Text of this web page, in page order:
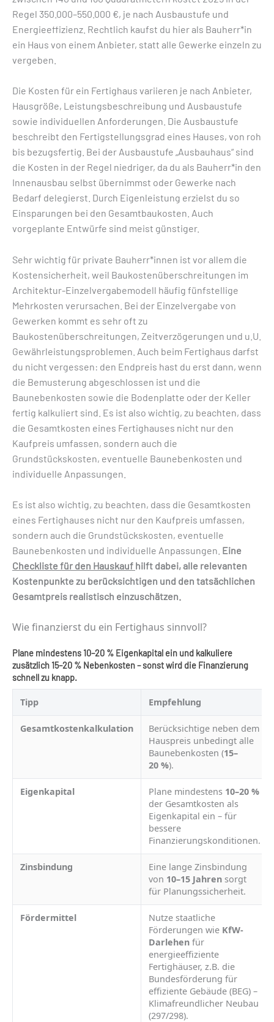
Regel 350.000–550.000 €, je nach Ausbaustufe und
Energieeffizienz. Rechtlich kaufst du hier als Bauherr*in
ein Haus von einem Anbieter, statt alle Gewerke einzeln zu
vergeben.
Die Kosten für ein Fertighaus variieren je nach Anbieter,
Hausgröße, Leistungsbeschreibung und Ausbaustufe
sowie individuellen Anforderungen. Die Ausbaustufe
beschreibt den Fertigstellungsgrad eines Hauses, von roh
bis bezugsfertig. Bei der Ausbaustufe „Ausbauhaus“ sind
die Kosten in der Regel niedriger, da du als Bauherr*in den
Innenausbau selbst übernimmst oder Gewerke nach
Bedarf delegierst. Durch Eigenleistung erzielst du so
Einsparungen bei den Gesamtbaukosten. Auch
vorgeplante Entwürfe sind meist günstiger.
Sehr wichtig für private Bauherr*innen ist vor allem die
Kostensicherheit, weil Baukostenüberschreitungen im
Architektur-Einzelvergabemodell häufig fünfstellige
Mehrkosten verursachen. Bei der Einzelvergabe von
Gewerken kommt es sehr oft zu
Baukostenüberschreitungen, Zeitverzögerungen und u.U.
Gewährleistungsproblemen. Auch beim Fertighaus darfst
du nicht vergessen: den Endpreis hast du erst dann, wenn
die Bemusterung abgeschlossen ist und die
Baunebenkosten sowie die Bodenplatte oder der Keller
fertig kalkuliert sind. Es ist also wichtig, zu beachten, dass
die Gesamtkosten eines Fertighauses nicht nur den
Kaufpreis umfassen, sondern auch die
Grundstückskosten, eventuelle Baunebenkosten und
individuelle Anpassungen.
Es ist also wichtig, zu beachten, dass die Gesamtkosten
eines Fertighauses nicht nur den Kaufpreis umfassen,
sondern auch die Grundstückskosten, eventuelle
Baunebenkosten und individuelle Anpassungen. Eine
Checkliste für den Hauskauf hilft dabei, alle relevanten
Kostenpunkte zu berücksichtigen und den tatsächlichen
Gesamtpreis realistisch einzuschätzen.
Wie finanzierst du ein Fertighaus sinnvoll?
Plane mindestens 10–20 % Eigenkapital ein und kalkuliere
zusätzlich 15–20 % Nebenkosten – sonst wird die Finanzierung
schnell zu knapp.
Tipp Empfehlung
Gesamtkostenkalkulation
Berücksichtige neben dem
Hauspreis unbedingt alle
Baunebenkosten (15–
20 %).
Eigenkapital Plane mindestens 10–20 %
der Gesamtkosten als
Eigenkapital ein – für
bessere
Finanzierungskonditionen.
Zinsbindung
Eine lange Zinsbindung
von 10–15 Jahren sorgt
für Planungssicherheit.
Fördermittel
Nutze staatliche
Förderungen wie KfW-
Darlehen für
energieeffiziente
Fertighäuser, z.B. die
Bundesförderung für
effiziente Gebäude (BEG) –
Klimafreundlicher Neubau
(297/298).